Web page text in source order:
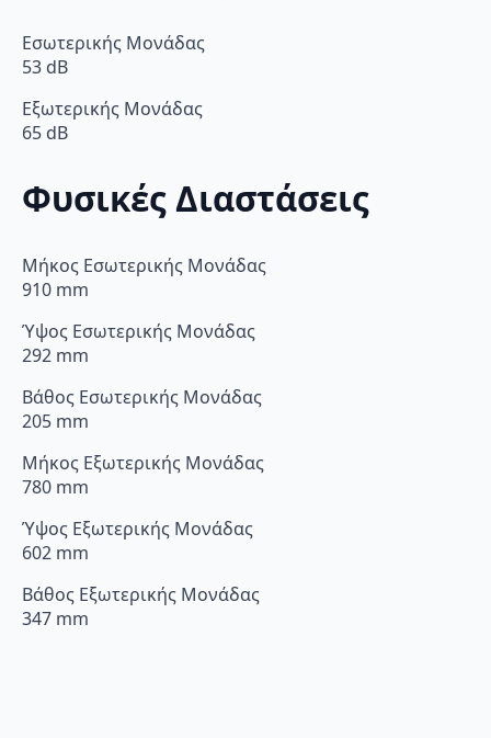
Εσωτερικής Μονάδας
53 dB
Εξωτερικής Μονάδας
65 dB
Φυσικές Διαστάσεις
Μήκος Εσωτερικής Μονάδας
910 mm
Ύψος Εσωτερικής Μονάδας
292 mm
Βάθος Εσωτερικής Μονάδας
205 mm
Μήκος Εξωτερικής Μονάδας
780 mm
Ύψος Εξωτερικής Μονάδας
602 mm
Βάθος Εξωτερικής Μονάδας
347 mm